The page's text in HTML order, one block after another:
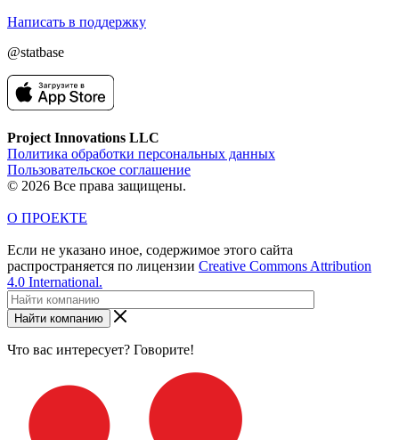
Написать в поддержку
@statbase
Project Innovations LLC
Политика обработки персональных данных
Пользовательское соглашение
© 2026 Все права защищены.
О ПРОЕКТЕ
Если не указано иное, содержимое этого сайта
распространяется по лицензии Creative Commons Attribution
4.0 International.
Найти компанию
Что вас интересует? Говорите!